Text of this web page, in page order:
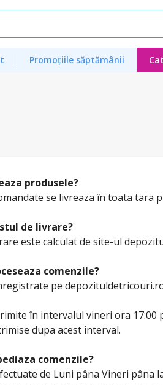
Promoțiile săptămânii
produsele?
se livreaza în toata tara
de livrare?
este calculat de site-ul
comenzile?
pe
în intervalul vineri ora 17:00
dupa acest interval.
comenzile?
de Luni pâna Vineri pâna